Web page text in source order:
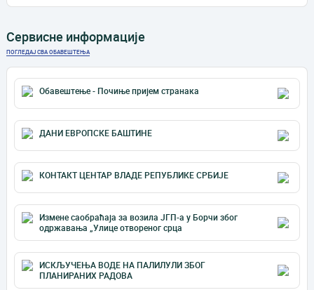
Сервисне информације
ПОГЛЕДАЈ СВА ОБАВЕШТЕЊА
Обавештење - Почиње пријем странака
ДАНИ ЕВРОПСКЕ БАШТИНЕ
КОНТАКТ ЦЕНТАР ВЛАДЕ РЕПУБЛИКЕ СРБИЈЕ
Измене саобраћаја за возила ЈГП-а у Борчи због
одржавања „Улице отвореног срца
ИСКЉУЧЕЊА ВОДЕ НА ПАЛИЛУЛИ ЗБОГ
ПЛАНИРАНИХ РАДОВА